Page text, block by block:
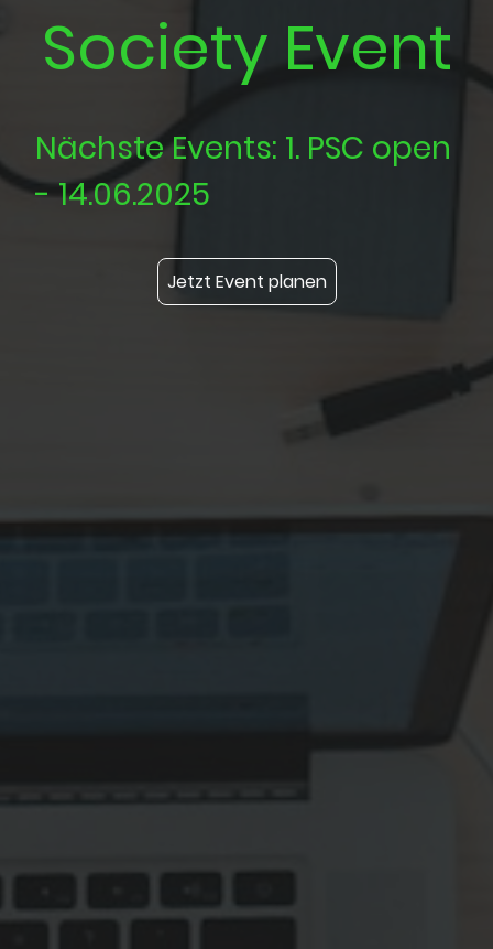
Society Event
Nächste Events: 1. PSC open
- 14.06.2025
Jetzt Event planen